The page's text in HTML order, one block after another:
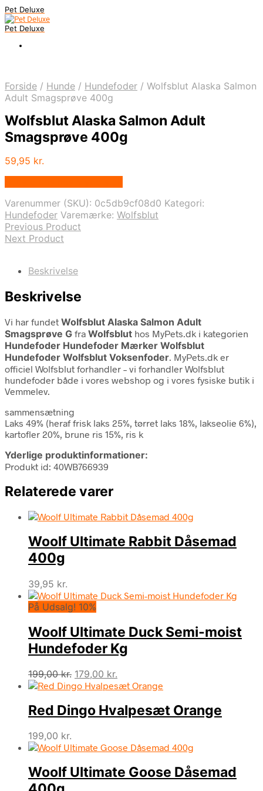
Pet Deluxe
Pet Deluxe
Forside / Hunde / Hundefoder / Wolfsblut Alaska Salmon
Adult Smagsprøve 400g
Wolfsblut Alaska Salmon Adult
Smagsprøve 400g
59,95 kr.
Varenummer (SKU): 0c5db9cf08d0 Kategori:
Hundefoder Varemærke: Wolfsblut
Previous Product
Next Product
Beskrivelse
Beskrivelse
Vi har fundet Wolfsblut Alaska Salmon Adult
Smagsprøve G fra Wolfsblut hos MyPets.dk i kategorien
Hundefoder Hundefoder Mærker Wolfsblut
Hundefoder Wolfsblut Voksenfoder. MyPets.dk er
officiel Wolfsblut forhandler – vi forhandler Wolfsblut
hundefoder både i vores webshop og i vores fysiske butik i
Vemmelev.
sammensætning
Laks 49% (heraf frisk laks 25%, tørret laks 18%, lakseolie 6%),
kartofler 20%, brune ris 15%, ris k
Yderlige produktinformationer:
Produkt id: 40WB766939
Relaterede varer
Woolf Ultimate Rabbit Dåsemad
400g
39,95 kr.
På Udsalg! 10%
Woolf Ultimate Duck Semi-moist
Hundefoder Kg
199,00kr. Den
oprindelige
var:
199,00 kr..
179,00 kr.
aktuelle
er:
179,00 kr..
Red Dingo Hvalpesæt Orange
199,00 kr.
Woolf Ultimate Goose Dåsemad